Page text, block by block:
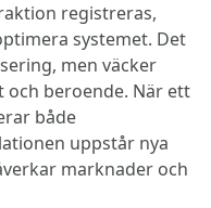
registreras,
systemet. Det
men väcker
beroende. När ett
både
uppstår nya
marknader och